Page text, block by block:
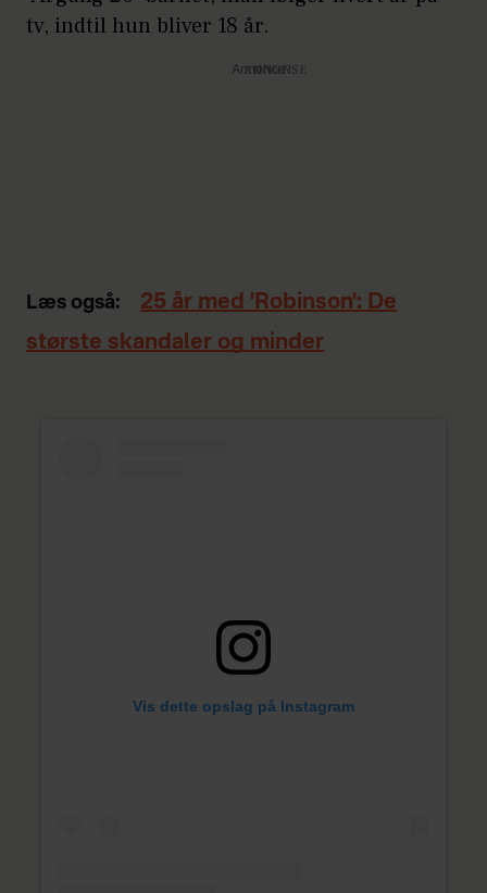
tv, indtil hun bliver 18 år.
Annonce
Læs også:
25 år med 'Robinson': De
største skandaler og minder
Vis dette opslag på Instagram